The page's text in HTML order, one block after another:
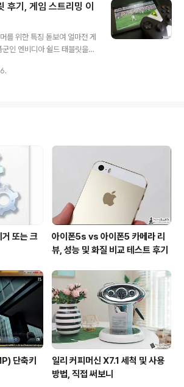
후기, 게임 스트리밍 이
를 위한 특징 돋보여 얼마전 게
인 엔비디아 쉴드 태블릿을
족함이 없어 자신의 환경을
이 바로 그 부분 때문인데요.
래픽카드를 탑재한 PC 와 연
디서든 플레이가 가능한 특징을
트림' 기능을 직접 이용해 보
를 전해드릴게요. 엔비디아 쉴
또는 크
아이폰5s vs 아이폰5 카메라 리
뷰, 성능 및 화질 비교 테스트 후기
단축키
일리 커피머신 X7.1 세척 및 사용
방법, 직접 써보니